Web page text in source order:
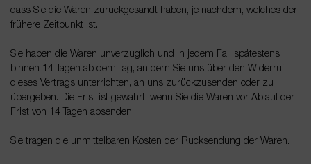
dass Sie die Waren zurückgesandt haben, je nachdem, welches der
frühere Zeitpunkt ist.
Sie haben die Waren unverzüglich und in jedem Fall spätestens
binnen 14 Tagen ab dem Tag, an dem Sie uns über den Widerruf
dieses Vertrags unterrichten, an uns zurückzusenden oder zu
übergeben. Die Frist ist gewahrt, wenn Sie die Waren vor Ablauf der
Frist von
14 Tagen absenden.
Sie tragen die unmittelbaren Kosten der Rücksendung der Waren.